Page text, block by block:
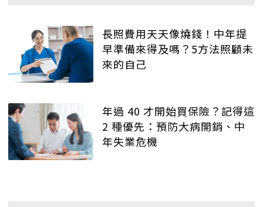
長照費用天天像燒錢！中年提
早準備來得及嗎？5方法照顧未
來的自己
年過 40 才開始買保險？記得這
2 種優先：預防大病開銷、中
年失業危機